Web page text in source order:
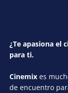
¿Te apasiona el
para ti.
Cinemix es
de encuentro